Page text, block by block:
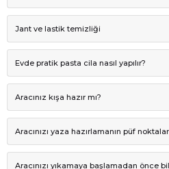
Jant ve lastik temizliği
Evde pratik pasta cila nasıl yapılır?
Aracınız kışa hazır mı?
Aracınızı yaza hazırlamanın püf
Aracınızı yıkamaya başlamadan önce